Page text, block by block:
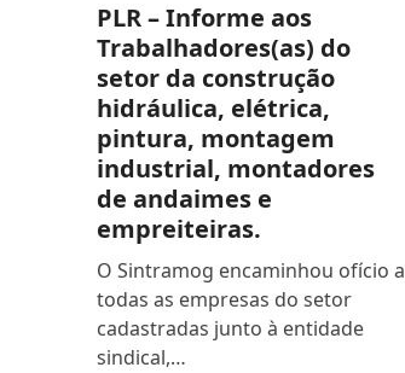
PLR – Informe aos
Trabalhadores(as) do
setor da construção
hidráulica, elétrica,
pintura, montagem
industrial, montadores
de andaimes e
empreiteiras.
O Sintramog encaminhou ofício a
todas as empresas do setor
cadastradas junto à entidade
sindical,…